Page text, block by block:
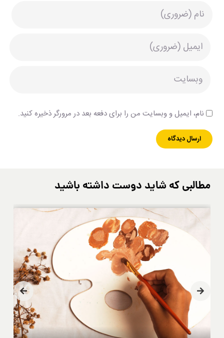
نام، ایمیل و وبسایت من را برای دفعه بعد در مرورگر ذخیره کنید.
مطالبی که شاید دوست داشته باشید